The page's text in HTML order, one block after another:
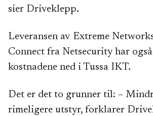
sier Driveklepp.
Leveransen av Extreme
Connect fra Netsecurity har
kostnadene ned i Tussa IKT.
Det er det to grunner til: –
rimeligere utstyr, forklarer